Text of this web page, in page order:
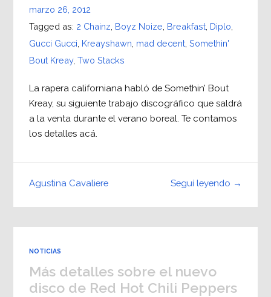
marzo 26, 2012
Tagged as: 2 Chainz Boyz Noize Breakfast, Diplo
Gucci Gucci Kreayshawn mad decent, Somethin'
Bout Kreay, Two Stacks
La rapera californiana habló de Somethin’ Bout
Kreay, su siguiente trabajo discográfico que saldrá
a la venta durante el verano boreal. Te contamos
los detalles acá.
Seguí leyendo →
Agustina Cavaliere
NOTICIAS
Más detalles sobre el nuevo
disco de Red Hot Chili Peppers